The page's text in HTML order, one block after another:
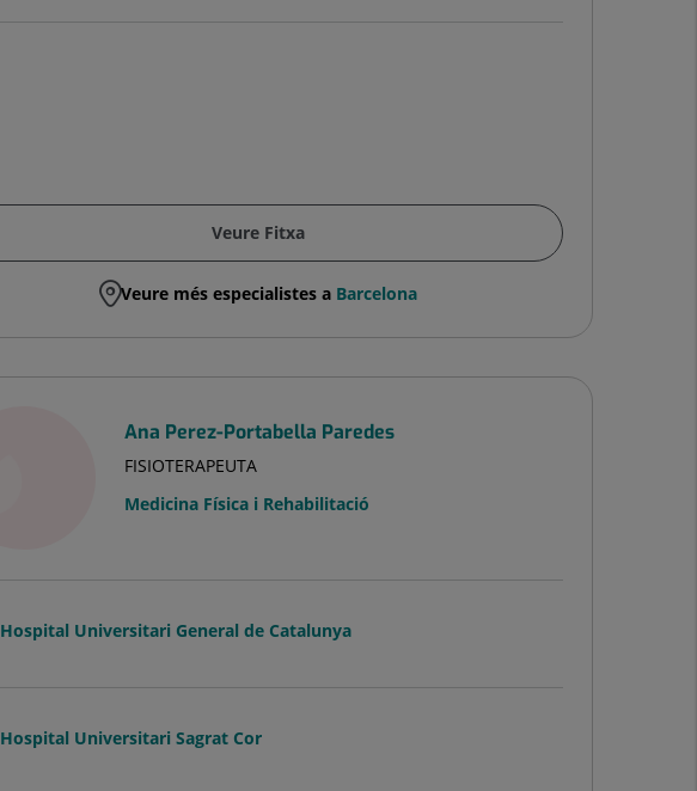
Veure Fitxa
Veure més especialistes a Barcelona
Ana Perez-Portabella Paredes
FISIOTERAPEUTA
Medicina Física i Rehabilitació
Hospital Universitari General de Catalunya
Hospital Universitari Sagrat Cor